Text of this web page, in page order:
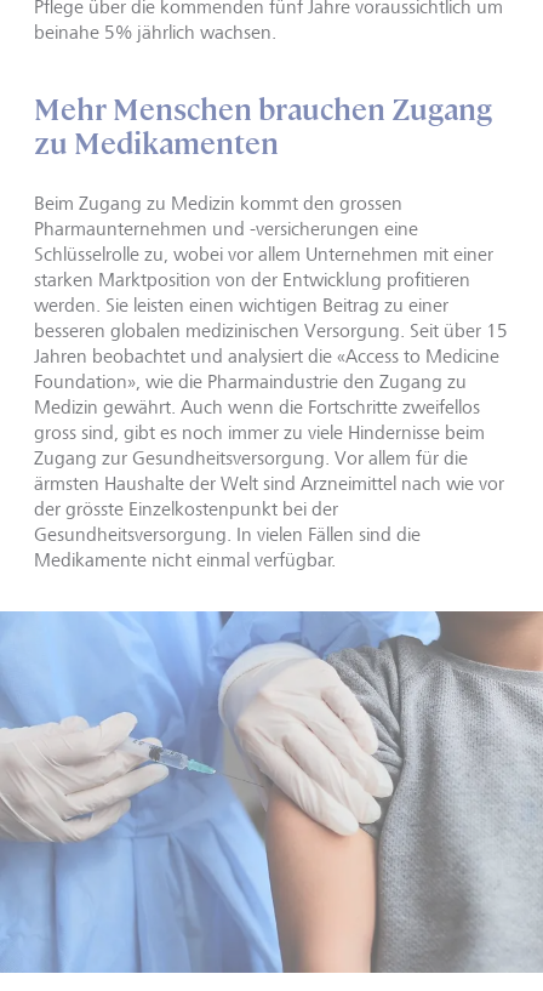
Pflege über die kommenden fünf Jahre voraussichtlich um
beinahe 5% jährlich wachsen.
Mehr Menschen brauchen Zugang
zu Medikamenten
Beim Zugang zu Medizin kommt den grossen
Pharmaunternehmen und -versicherungen eine
Schlüsselrolle zu, wobei vor allem Unternehmen mit einer
starken Marktposition von der Entwicklung profitieren
werden. Sie leisten einen wichtigen Beitrag zu einer
besseren globalen medizinischen Versorgung. Seit über 15
Jahren beobachtet und analysiert die «Access to Medicine
Foundation», wie die Pharmaindustrie den Zugang zu
Medizin gewährt. Auch wenn die Fortschritte zweifellos
gross sind, gibt es noch immer zu viele Hindernisse beim
Zugang zur Gesundheitsversorgung. Vor allem für die
ärmsten Haushalte der Welt sind Arzneimittel nach wie vor
der grösste Einzelkostenpunkt bei der
Gesundheitsversorgung. In vielen Fällen sind die
Medikamente nicht einmal verfügbar.